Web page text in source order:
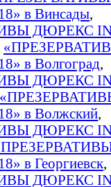
в Винсады,
ДЮРЕКС
в Волгоград,
ДЮРЕКС
в Волжский,
ДЮРЕКС
в Георгиевск,
ДЮРЕКС